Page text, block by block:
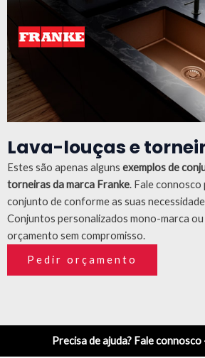
Lava-louças e
Estes são apenas alguns exemplos de
torneiras da marca Franke. Fale connosco
conjunto de conforme as suas
Conjuntos personalizados mono-marca
orçamento sem compromisso.
Pedir orçamento
Precisa de ajuda? Fale connosco